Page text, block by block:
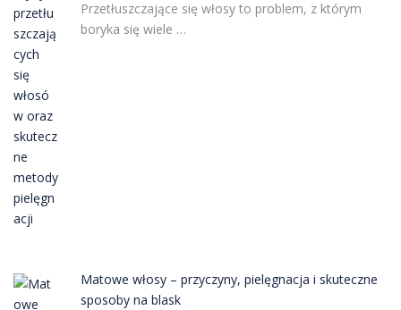
Przetłuszczające się włosy to problem, z którym
boryka się wiele …
Matowe włosy – przyczyny, pielęgnacja i skuteczne
sposoby na blask